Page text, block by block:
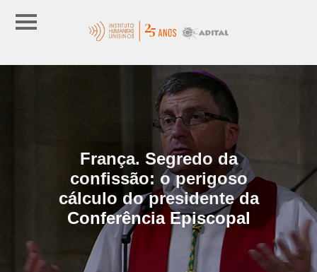
França. Segredo da
confissão: o perigoso
cálculo do presidente da
Conferência Episcopal